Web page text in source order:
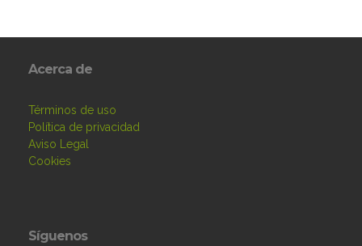
Acerca de
Términos de uso
Política de privacidad
Aviso Legal
Cookies
Síguenos